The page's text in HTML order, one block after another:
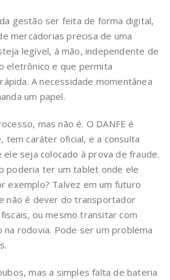
gestão ser feita de forma digital,
mercadorias precisa de uma
legível, à mão, independente de
eletrônico e que permita
A necessidade momentânea
um papel.
mas não é. O DANFE é
tem caráter oficial, e a consulta
seja colocado à prova de fraude.
poderia ter um tablet onde ele
exemplo? Talvez em um futuro
não é dever do transportador
ou mesmo transitar com
rodovia. Pode ser um problema
mas a simples falta de bateria